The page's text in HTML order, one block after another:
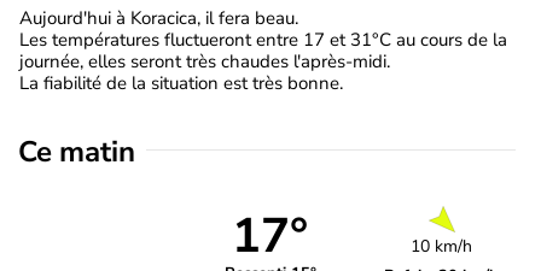
Aujourd'hui à Koracica, il fera beau.
Les températures fluctueront entre 17 et 31°C au cours de la
journée, elles seront très chaudes l'après-midi.
La fiabilité de la situation est très bonne.
Ce matin
17° 10 km/h